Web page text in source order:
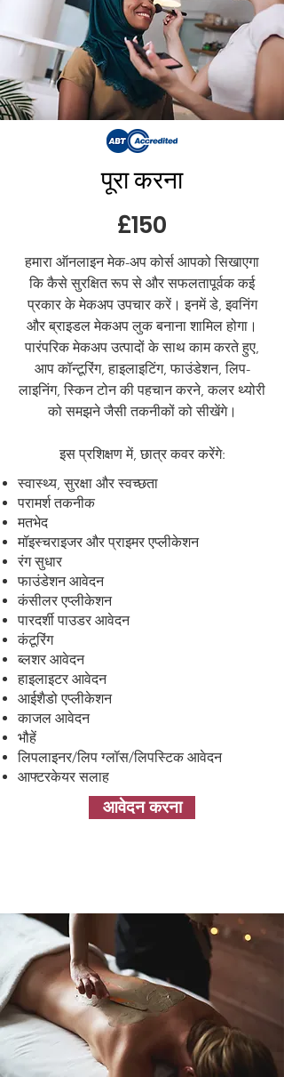
पूरा करना
£150
हमारा ऑनलाइन मेक-अप कोर्स आपको सिखाएगा
कि कैसे सुरक्षित रूप से और सफलतापूर्वक कई
प्रकार के मेकअप उपचार करें। इनमें डे, इवनिंग
और ब्राइडल मेकअप लुक बनाना शामिल होगा।
पारंपरिक मेकअप उत्पादों के साथ काम करते हुए,
आप कॉन्टूरिंग, हाइलाइटिंग, फाउंडेशन, लिप-
लाइनिंग, स्किन टोन की पहचान करने, कलर थ्योरी
को समझने जैसी तकनीकों को सीखेंगे।
इस प्रशिक्षण में, छात्र कवर करेंगे:
स्वास्थ्य, सुरक्षा और स्वच्छता
परामर्श तकनीक
मतभेद
मॉइस्चराइजर और प्राइमर एप्लीकेशन
रंग सुधार
फाउंडेशन आवेदन
कंसीलर एप्लीकेशन
पारदर्शी पाउडर आवेदन
कंटूरिंग
ब्लशर आवेदन
हाइलाइटर आवेदन
आईशैडो एप्लीकेशन
काजल आवेदन
भौहें
लिपलाइनर/लिप ग्लॉस/लिपस्टिक आवेदन
आफ्टरकेयर सलाह
आवेदन करना